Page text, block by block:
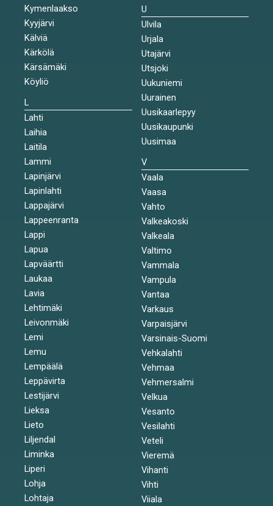
Kymenlaakso
Kyyjärvi
Kälviä
Kärkölä
Kärsämäki
Köyliö
L
Lahti
Laihia
Laitila
Lammi
Lapinjärvi
Lapinlahti
Lappajärvi
Lappeenranta
Lappi
Lapua
Lapväärtti
Laukaa
Lavia
Lehtimäki
Leivonmäki
Lemi
Lemu
Lempäälä
Leppävirta
Lestijärvi
Lieksa
Lieto
Liljendal
Liminka
Liperi
Lohja
Lohtaja
U
Ulvila
Urjala
Utajärvi
Utsjoki
Uukuniemi
Uurainen
Uusikaarlepyy
Uusikaupunki
Uusimaa
V
Vaala
Vaasa
Vahto
Valkeakoski
Valkeala
Valtimo
Vammala
Vampula
Vantaa
Varkaus
Varpaisjärvi
Varsinais-Suomi
Vehkalahti
Vehmaa
Vehmersalmi
Velkua
Vesanto
Vesilahti
Veteli
Vieremä
Vihanti
Vihti
Viiala